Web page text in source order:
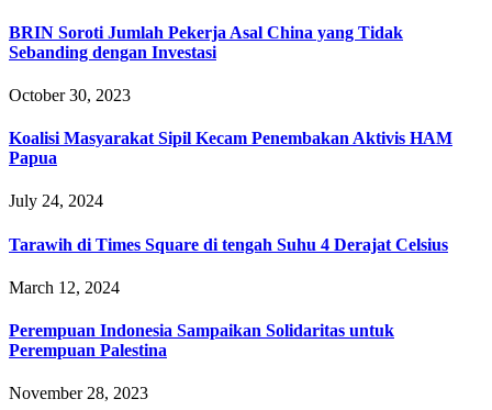
BRIN Soroti Jumlah Pekerja Asal China yang Tidak
Sebanding dengan Investasi
October 30, 2023
Koalisi Masyarakat Sipil Kecam Penembakan Aktivis HAM
Papua
July 24, 2024
Tarawih di Times Square di tengah Suhu 4 Derajat Celsius
March 12, 2024
Perempuan Indonesia Sampaikan Solidaritas untuk
Perempuan Palestina
November 28, 2023